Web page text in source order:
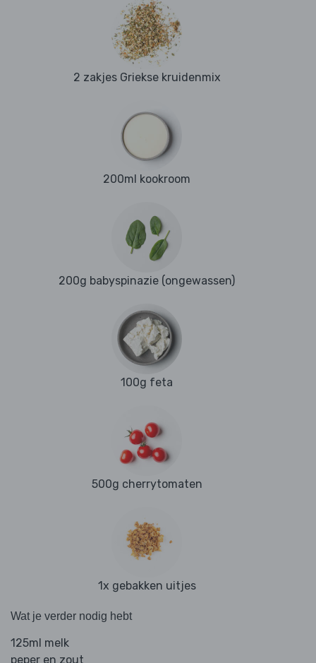
2 zakjes Griekse kruidenmix
200ml kookroom
200g babyspinazie (ongewassen)
100g feta
500g cherrytomaten
1x gebakken uitjes
Wat je verder nodig hebt
125ml melk
peper en zout